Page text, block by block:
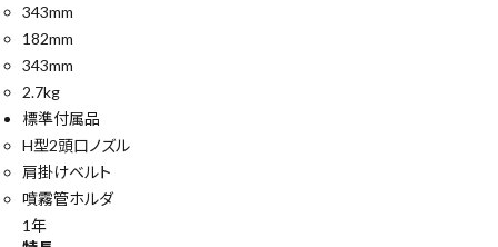
343mm
182mm
343mm
2.7kg
標準付属品
H型2頭口ノズル
肩掛けベルト
噴霧管ホルダ
1年